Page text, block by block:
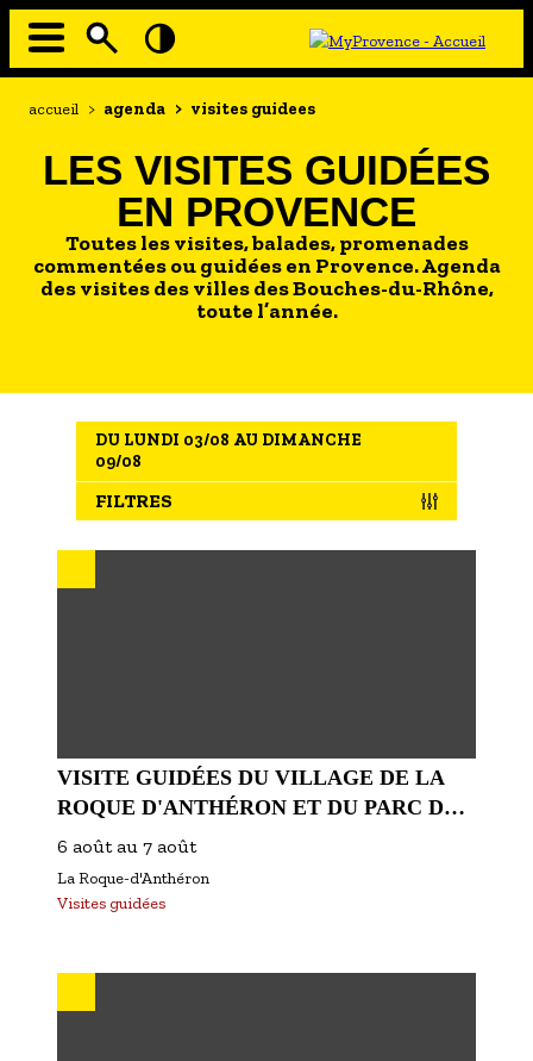
Aller
Navigation
EN MODE ECO
AU GRAND AIR
PASSEZ À TABLE
SOUS TOUTES LES COUTUMES
L'AGENDA
LES GUIDES TOURISTIQUES
LES OFFRES MYPROVENCE
Fil
accueil > agenda > visites guidees
LES VISITES GUIDÉES
EN PROVENCE
Toutes les visites, balades, promenades
commentées ou guidées en Provence. Agenda
des visites des villes des Bouches-du-Rhône,
toute l’année.
DU LUNDI 03/08 AU DIMANCHE
09/08
FILTRES
VISITE GUIDÉES DU VILLAGE DE LA
ROQUE D'ANTHÉRON ET DU PARC DU
CHÂTEAU DE FLORANS
6 août au 7 août
La Roque-d'Anthéron
Visites guidées